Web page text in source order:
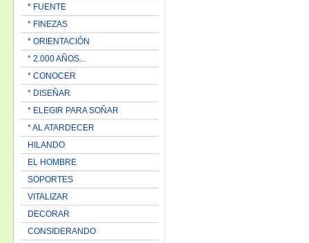
* FUENTE
* FINEZAS
* ORIENTACIÓN
* 2.000 AÑOS...
* CONOCER
* DISEÑAR
* ELEGIR PARA SOÑAR
* AL ATARDECER
HILANDO
EL HOMBRE
SOPORTES
VITALIZAR
DECORAR
CONSIDERANDO